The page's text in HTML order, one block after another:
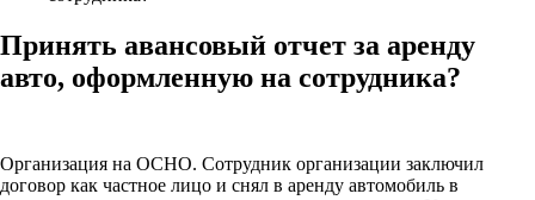
Принять авансовый отчет за аренду
авто, оформленную на сотрудника?
Организация на ОСНО. Сотрудник организации заключил
договор как частное лицо и снял в аренду автомобиль в